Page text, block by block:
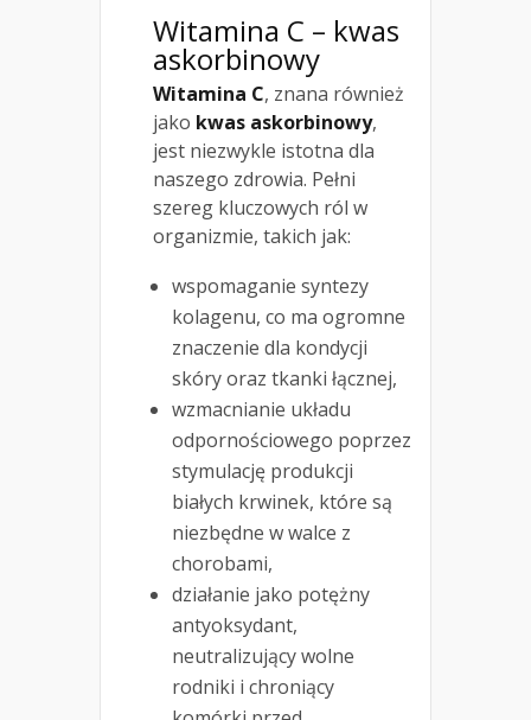
Witamina C – kwas
askorbinowy
Witamina C, znana również
jako kwas askorbinowy,
jest niezwykle istotna dla
naszego zdrowia. Pełni
szereg kluczowych ról w
organizmie, takich jak:
wspomaganie syntezy
kolagenu, co ma ogromne
znaczenie dla kondycji
skóry oraz tkanki łącznej,
wzmacnianie układu
odpornościowego poprzez
stymulację produkcji
białych krwinek, które są
niezbędne w walce z
chorobami,
działanie jako potężny
antyoksydant,
neutralizujący wolne
rodniki i chroniący